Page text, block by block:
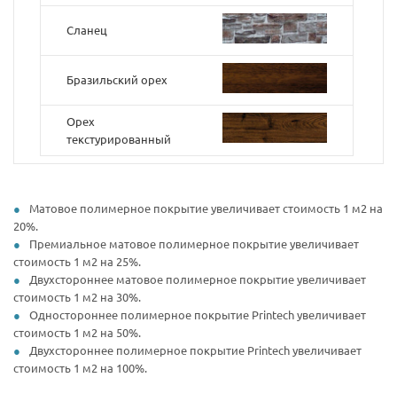
Сланец
Бразильский орех
Орех
текстурированный
Матовое полимерное покрытие увеличивает стоимость 1 м2 на
20%.
Премиальное матовое полимерное покрытие увеличивает
стоимость 1 м2 на 25%.
Двухстороннее матовое полимерное покрытие увеличивает
стоимость 1 м2 на 30%.
Одностороннее полимерное покрытие Printech увеличивает
стоимость 1 м2 на 50%.
Двухстороннее полимерное покрытие Printech увеличивает
стоимость 1 м2 на 100%.